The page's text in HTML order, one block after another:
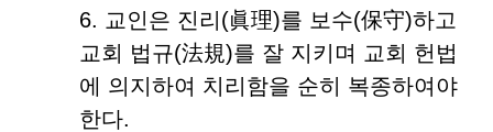
6. 교인은 진리(眞理)를 보수(保守)하고
교회 법규(法規)를 잘 지키며 교회 헌법
에 의지하여 치리함을 순히 복종하여야
한다.